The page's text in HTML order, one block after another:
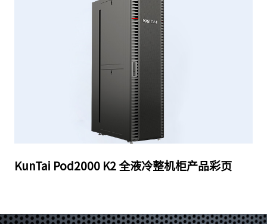
KunTai Pod2000 K2 全液冷整机柜产品彩页